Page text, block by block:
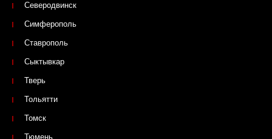
Северодвинск
Симферополь
Ставрополь
Сыктывкар
Тверь
Тольятти
Томск
Тюмень